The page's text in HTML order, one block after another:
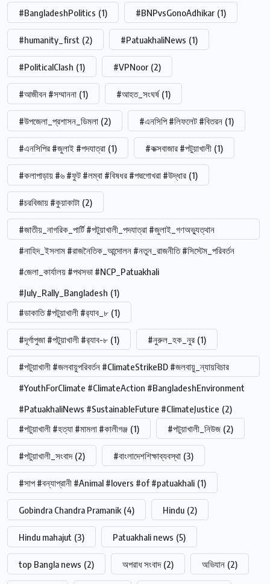
#BangladeshPolitics (1) #BNPvsGonoAdhikar (1)
#humanity_first (2) #PatuakhaliNews (1)
#PoliticalClash (1) #VPNoor (2)
#আজীবন #সম্মাননা (1) #আহত_সংঘর্ষ (1)
#উপজেলা_প্রশাসন_ডিমলা (2) #এনসিপি #লিফলেট #বিতরন (1)
#এনসিপির #জুলাই #পদযাত্রা (1) #কক্সবাজার #পটুয়াখালী (1)
#কলাপাড়ায় #৬ #ফুট #লম্বা #বিষধর #পদ্মগোখরা #উদ্ধার (1)
#চরবিজায় #কুয়াকাটা (2)
#জাতীয়_নাগরিক_পার্টি #পটুয়াখালী_পদযাত্রা #জুলাই_গণঅভ্যুত্থান
#নাহিদ_ইসলাম #রাজনৈতিক_আন্দোলন #নতুন_রাজনীতি #সিস্টেম_পরিবর্তন
#জেলা_কার্যালয় #পথসভা #NCP_Patuakhali
#July_Rally_Bangladesh (1)
#ডাকাতি #পটুয়াখালী #র‍্যাব_৮ (1)
#দূর্গাপুজা #পটুয়াখালী #র‍্যাব-৮ (1) #নুরুল_হক_নুর (1)
#পটুয়াখালী #জলবায়ুপরিবর্তন #ClimateStrikeBD #জলবায়ু_ন্যায়বিচার
#YouthForClimate #ClimateAction #BangladeshEnvironment
#PatuakhaliNews #SustainableFuture #ClimateJustice (2)
#পটুয়াখালী #হত্যা #মামলা #কালীগঞ্জ (1) #পটুয়াখালী_নিউজ (2)
#পটুয়াখালী_সংবাদ (2) #বাংলাদেশশিক্ষাব্যবস্থা (3)
#সাপ #বন্যাপ্রানী #Animal #lovers #of #patuakhali (1)
Gobindra Chandra Pramanik (4) Hindu (2)
Hindu mahajut (3) Patuakhali news (5)
top Bangla news (2) অপরাধ সংবাদ (2) অভিযান (2)